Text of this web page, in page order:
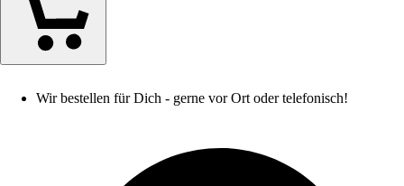
Wir bestellen für Dich - gerne vor Ort oder telefonisch!